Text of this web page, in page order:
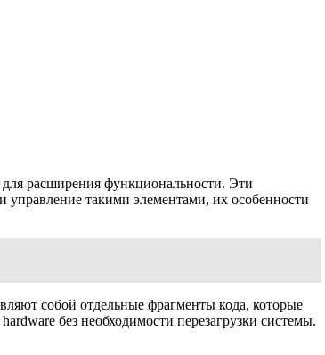
расширения функциональности. Эти
управление такими элементами, их особенности
собой отдельные фрагменты кода, которые
без необходимости перезагрузки системы.